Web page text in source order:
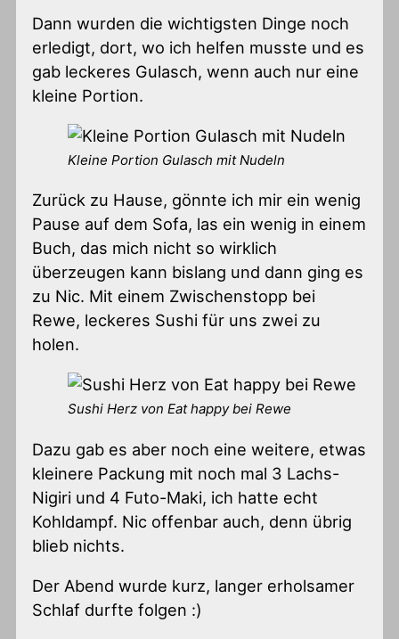
Dann wurden die wichtigsten Dinge noch
erledigt, dort, wo ich helfen musste und es
gab leckeres Gulasch, wenn auch nur eine
kleine Portion.
Kleine Portion Gulasch mit Nudeln
Zurück zu Hause, gönnte ich mir ein wenig
Pause auf dem Sofa, las ein wenig in einem
Buch, das mich nicht so wirklich
überzeugen kann bislang und dann ging es
zu Nic. Mit einem Zwischenstopp bei
Rewe, leckeres Sushi für uns zwei zu
holen.
Sushi Herz von Eat happy bei Rewe
Dazu gab es aber noch eine weitere, etwas
kleinere Packung mit noch mal 3 Lachs-
Nigiri und 4 Futo-Maki, ich hatte echt
Kohldampf. Nic offenbar auch, denn übrig
blieb nichts.
Der Abend wurde kurz, langer erholsamer
Schlaf durfte folgen :)